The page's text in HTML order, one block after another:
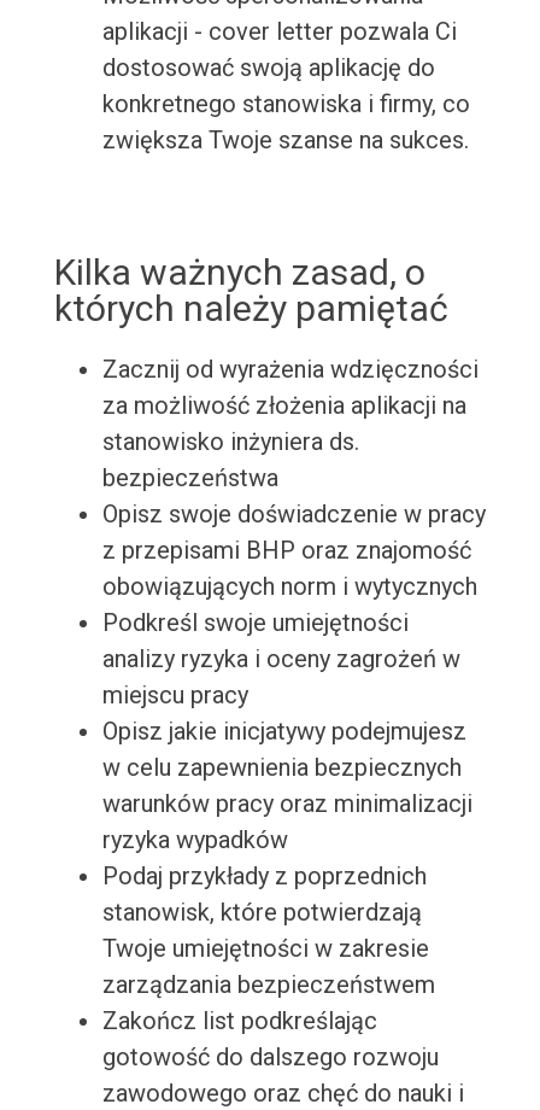
aplikacji - cover letter pozwala Ci
dostosować swoją aplikację do
konkretnego stanowiska i firmy, co
zwiększa Twoje szanse na sukces.
Kilka ważnych zasad, o
których należy pamiętać
Zacznij od wyrażenia wdzięczności
za możliwość złożenia aplikacji na
stanowisko inżyniera ds.
bezpieczeństwa
Opisz swoje doświadczenie w pracy
z przepisami BHP oraz znajomość
obowiązujących norm i wytycznych
Podkreśl swoje umiejętności
analizy ryzyka i oceny zagrożeń w
miejscu pracy
Opisz jakie inicjatywy podejmujesz
w celu zapewnienia bezpiecznych
warunków pracy oraz minimalizacji
ryzyka wypadków
Podaj przykłady z poprzednich
stanowisk, które potwierdzają
Twoje umiejętności w zakresie
zarządzania bezpieczeństwem
Zakończ list podkreślając
gotowość do dalszego rozwoju
zawodowego oraz chęć do nauki i